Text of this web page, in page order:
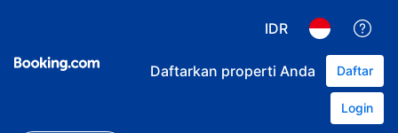
IDR
Daftarkan properti Anda Daftar
Login